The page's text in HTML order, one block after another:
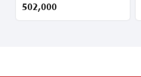
502,000 ₫